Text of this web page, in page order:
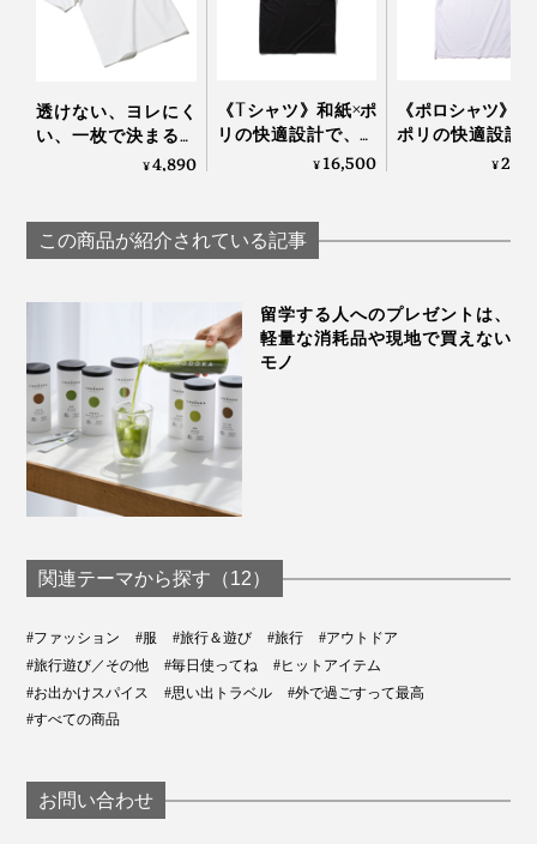
カラーは、万能なベーシックカラーと、発色の美しいペ
左から「ミントグリーン」「ライトイエロー」「ホワイト」「サックスブルー」
「チャコールネイビー」「ブラック」
丈が長かったら、ハサミでカットしてもOK。切り口か
透けない、ヨレにく
い、一枚で決まるシ
ルエット。大人がた
TOKYO
¥4,890
《Tシャツ》和紙×ポ
リの快適設計で、湿
気を吸って逃す、
シャツ」｜K-3B
¥16,500
《ポロシャツ》和
ポリの快適設計
湿気を吸って逃
¥
この商品が紹介されている記事
留学する人へのプレゼントは、
軽量な消耗品や現地で買えない
モノ
関連テーマから探す（12）
#ファッション #服 #旅行＆遊び #旅行
#アウトドア
#旅行遊び／その他
#毎日使ってね
#ヒットアイテム
#お出かけスパイス
#思い出トラベル
#外で過ごすって最高
#すべての商品
お問い合わせ